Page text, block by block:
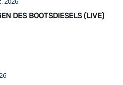
DES BOOTSDIESELS (LIVE)